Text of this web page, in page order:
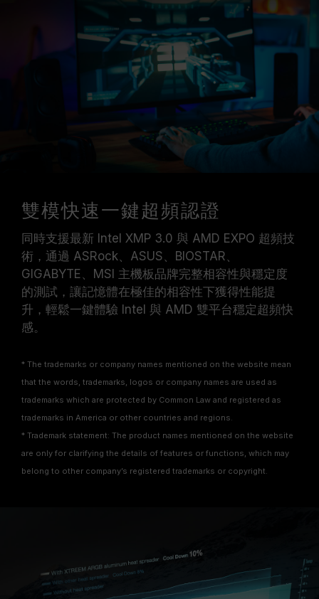
雙模快速一鍵超頻認證
同時支援最新 Intel XMP 3.0 與 AMD EXPO 超頻技
術，通過 ASRock、ASUS、BIOSTAR、
GIGABYTE、MSI 主機板品牌完整相容性與穩定度
的測試，讓記憶體在極佳的相容性下獲得性能提
升，輕鬆一鍵體驗 Intel 與 AMD 雙平台穩定超頻快
感。
* The trademarks or company names mentioned on the website mean
that the words, trademarks, logos or company names are used as
trademarks which are protected by Common Law and registered as
trademarks in America or other countries and regions.
* Trademark statement: The product names mentioned on the website
are only for clarifying the details of features or functions, which may
belong to other company’s registered trademarks or copyright.